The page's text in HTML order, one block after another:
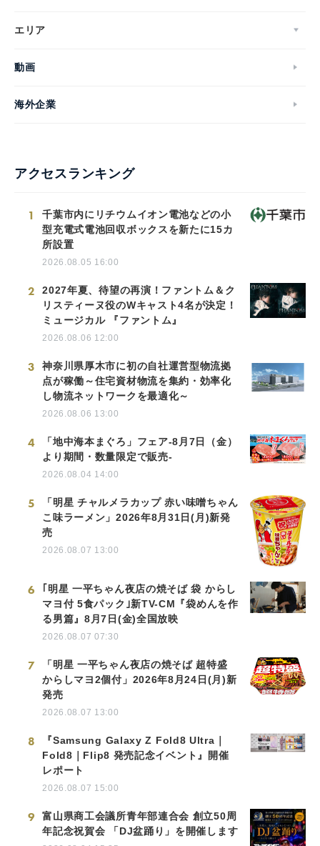
エリア
動画
海外企業
アクセスランキング
1
千葉市内にリチウムイオン電池などの小
型充電式電池回収ボックスを新たに15カ
所設置
2026.08.05 16:00
2
2027年夏、待望の再演！ファントム＆ク
リスティーヌ役のWキャスト4名が決定！
ミュージカル 『ファントム』
2026.08.06 12:00
3
神奈川県厚木市に初の自社運営型物流拠
点が稼働～住宅資材物流を集約・効率化
し物流ネットワークを最適化～
2026.08.06 13:00
4
「地中海本まぐろ」フェア-8月7日（金）
より期間・数量限定で販売-
2026.08.04 14:00
5
「明星 チャルメラカップ 赤い味噌ちゃん
こ味ラーメン」2026年8月31日(月)新発
売
2026.08.07 13:00
6
｢明星 一平ちゃん夜店の焼そば 袋 からし
マヨ付 5食パック｣新TV-CM『袋めんを作
る男篇』8月7日(金)全国放映
2026.08.07 07:30
7
「明星 一平ちゃん夜店の焼そば 超特盛
からしマヨ2個付」2026年8月24日(月)新
発売
2026.08.07 13:00
8
『Samsung Galaxy Z Fold8 Ultra｜
Fold8｜Flip8 発売記念イベント』開催
レポート
2026.08.07 15:00
9
富山県商工会議所青年部連合会 創立50周
年記念祝賀会 「DJ盆踊り」を開催します